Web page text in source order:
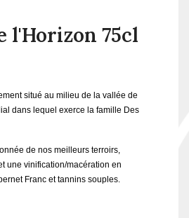
l'Horizon 75cl
situé au milieu de la vallée de
dans lequel exerce la famille Des
de nos meilleurs terroirs,
une vinification/macération en
Franc et tannins souples.